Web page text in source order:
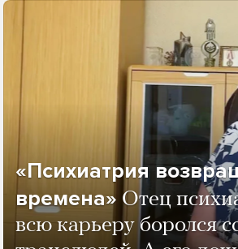
«Психиатрия
времена» Отец
всю карьеру боролся